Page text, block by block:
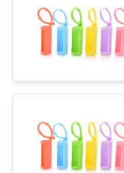
PLAN
SITE
PRIVACY
POLICY